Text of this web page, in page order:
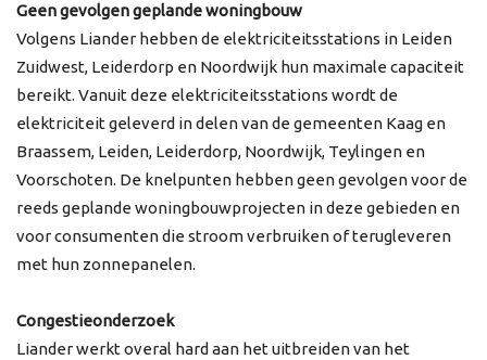
Geen gevolgen geplande woningbouw
Volgens Liander hebben de elektriciteitsstations in Leiden
Zuidwest, Leiderdorp en Noordwijk hun maximale capaciteit
bereikt. Vanuit deze elektriciteitsstations wordt de
elektriciteit geleverd in delen van de gemeenten Kaag en
Braassem, Leiden, Leiderdorp, Noordwijk, Teylingen en
Voorschoten. De knelpunten hebben geen gevolgen voor de
reeds geplande woningbouwprojecten in deze gebieden en
voor consumenten die stroom verbruiken of terugleveren
met hun zonnepanelen.
Congestieonderzoek
Liander werkt overal hard aan het uitbreiden van het